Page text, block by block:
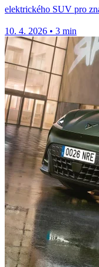
elektrického SUV pro
10. 4. 2026 • 3 min